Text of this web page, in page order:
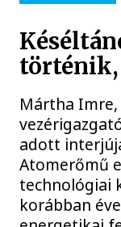
történik,
Mártha
adott
Atomerőmű
technológiai
korábban